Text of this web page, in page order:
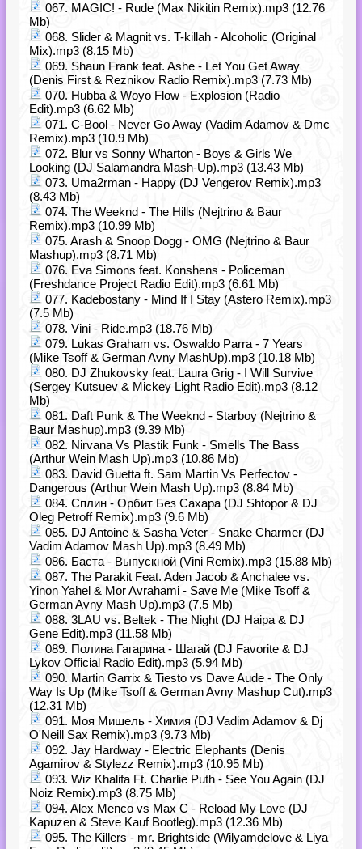
067. MAGIC! - Rude (Max Nikitin Remix).mp3 (12.76
Mb)
068. Slider & Magnit vs. T-killah - Alcoholic (Original
Mix).mp3 (8.15 Mb)
069. Shaun Frank feat. Ashe - Let You Get Away
(Denis First & Reznikov Radio Remix).mp3 (7.73 Mb)
070. Hubba & Woyo Flow - Explosion (Radio
Edit).mp3 (6.62 Mb)
071. C-Bool - Never Go Away (Vadim Adamov & Dmc
Remix).mp3 (10.9 Mb)
072. Blur vs Sonny Wharton - Boys & Girls We
Looking (DJ Salamandra Mash-Up).mp3 (13.43 Mb)
073. Uma2rman - Happy (DJ Vengerov Remix).mp3
(8.43 Mb)
074. The Weeknd - The Hills (Nejtrino & Baur
Remix).mp3 (10.99 Mb)
075. Arash & Snoop Dogg - OMG (Nejtrino & Baur
Mashup).mp3 (8.71 Mb)
076. Eva Simons feat. Konshens - Policeman
(Freshdance Project Radio Edit).mp3 (6.61 Mb)
077. Kadebostany - Mind If I Stay (Astero Remix).mp3
(7.5 Mb)
078. Vini - Ride.mp3 (18.76 Mb)
079. Lukas Graham vs. Oswaldo Parra - 7 Years
(Mike Tsoff & German Avny MashUp).mp3 (10.18 Mb)
080. DJ Zhukovsky feat. Laura Grig - I Will Survive
(Sergey Kutsuev & Mickey Light Radio Edit).mp3 (8.12
Mb)
081. Daft Punk & The Weeknd - Starboy (Nejtrino &
Baur Mashup).mp3 (9.39 Mb)
082. Nirvana Vs Plastik Funk - Smells The Bass
(Arthur Wein Mash Up).mp3 (10.86 Mb)
083. David Guetta ft. Sam Martin Vs Perfectov -
Dangerous (Arthur Wein Mash Up).mp3 (8.84 Mb)
084. Сплин - Орбит Без Сахара (DJ Shtopor & DJ
Oleg Petroff Remix).mp3 (9.6 Mb)
085. DJ Antoine & Sasha Veter - Snake Charmer (DJ
Vadim Adamov Mash Up).mp3 (8.49 Mb)
086. Баста - Выпускной (Vini Remix).mp3 (15.88 Mb)
087. The Parakit Feat. Aden Jacob & Anchalee vs.
Yinon Yahel & Mor Avrahami - Save Me (Mike Tsoff &
German Avny Mash Up).mp3 (7.5 Mb)
088. 3LAU vs. Beltek - The Night (DJ Haipa & DJ
Gene Edit).mp3 (11.58 Mb)
089. Полина Гагарина - Шагай (DJ Favorite & DJ
Lykov Official Radio Edit).mp3 (5.94 Mb)
090. Martin Garrix & Tiesto vs Dave Aude - The Only
Way Is Up (Mike Tsoff & German Avny Mashup Cut).mp3
(12.31 Mb)
091. Моя Мишель - Химия (DJ Vadim Adamov & Dj
O'Neill Sax Remix).mp3 (9.73 Mb)
092. Jay Hardway - Electric Elephants (Denis
Agamirov & Stylezz Remix).mp3 (10.95 Mb)
093. Wiz Khalifa Ft. Charlie Puth - See You Again (DJ
Noiz Remix).mp3 (8.75 Mb)
094. Alex Menco vs Max C - Reload My Love (DJ
Kapuzen & Steve Kauf Bootleg).mp3 (12.36 Mb)
095. The Killers - mr. Brightside (Wilyamdelove & Liya